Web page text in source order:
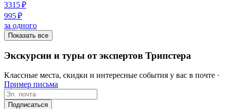
3315 ₽
995 ₽
за одного
Показать все
Экскурсии и туры от экспертов Трипстера
Классные места, скидки и интересные события у вас в почте ·
Пример письма
Подписаться